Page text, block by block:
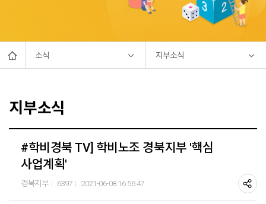
소식 지부소식
지부소식
#학비경북 TV] 학비노조 경북지부 '핵심
사업계획'
경북지부 6397 2021-06-08 16:56:47